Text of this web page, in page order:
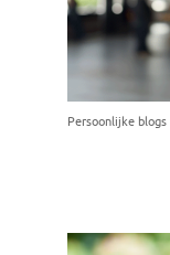
Persoonlijke blogs